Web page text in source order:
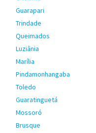
Guarapari
Trindade
Queimados
Luziânia
Marília
Pindamonhangaba
Toledo
Guaratinguetá
Mossoró
Brusque